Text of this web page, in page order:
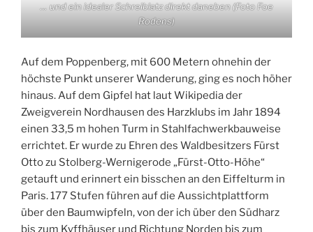
… und ein idealer Schreiblatz direkt daneben (Foto Foe
Rodens)
Auf dem Poppenberg, mit 600 Metern ohnehin der
höchste Punkt unserer Wanderung, ging es noch höher
hinaus. Auf dem Gipfel hat laut Wikipedia der
Zweigverein Nordhausen des Harzklubs im Jahr 1894
einen 33,5 m hohen Turm in Stahlfachwerkbauweise
errichtet. Er wurde zu Ehren des Waldbesitzers Fürst
Otto zu Stolberg-Wernigerode „Fürst-Otto-Höhe“
getauft und erinnert ein bisschen an den Eiffelturm in
Paris. 177 Stufen führen auf die Aussichtplattform
über den Baumwipfeln, von der ich über den Südharz
bis zum Kyffhäuser und Richtung Norden bis zum